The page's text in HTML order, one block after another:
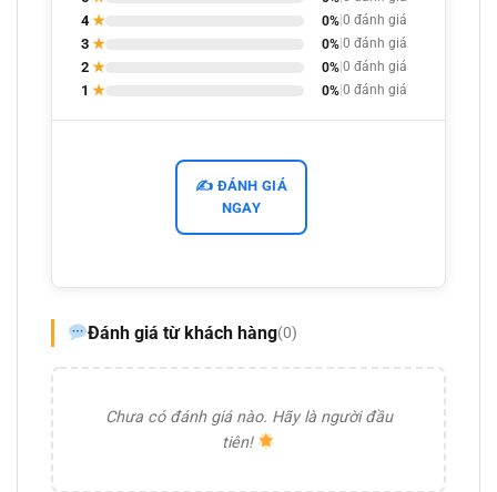
4★ 0% 0 đánh giá
3 ★ 0% 0 đánh giá
2 ★ 0% 0 đánh giá
1 ★ 0% 0 đánh giá
✍️ ĐÁNH GIÁ
NGAY
Đánh giá từ khách hàng(0)
Chưa có đánh giá nào. Hãy là người đầu
tiên!